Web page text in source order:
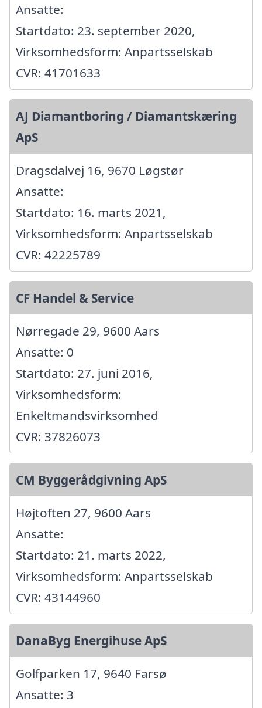
Ansatte:
Startdato: 23. september 2020,
Virksomhedsform: Anpartsselskab
CVR: 41701633
AJ Diamantboring / Diamantskæring
ApS
Dragsdalvej 16, 9670 Løgstør
Ansatte:
Startdato: 16. marts 2021,
Virksomhedsform: Anpartsselskab
CVR: 42225789
CF Handel & Service
Nørregade 29, 9600 Aars
Ansatte: 0
Startdato: 27. juni 2016,
Virksomhedsform:
Enkeltmandsvirksomhed
CVR: 37826073
CM Byggerådgivning ApS
Højtoften 27, 9600 Aars
Ansatte:
Startdato: 21. marts 2022,
Virksomhedsform: Anpartsselskab
CVR: 43144960
DanaByg Energihuse ApS
Golfparken 17, 9640 Farsø
Ansatte: 3